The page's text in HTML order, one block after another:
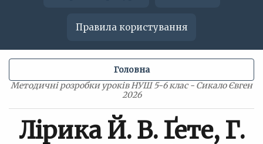
Правила користування
Методичні розробки уроків НУШ 5-6 клас - Сикало Євген
2026
Головна
Лірика Й. В. Ґете, Г.